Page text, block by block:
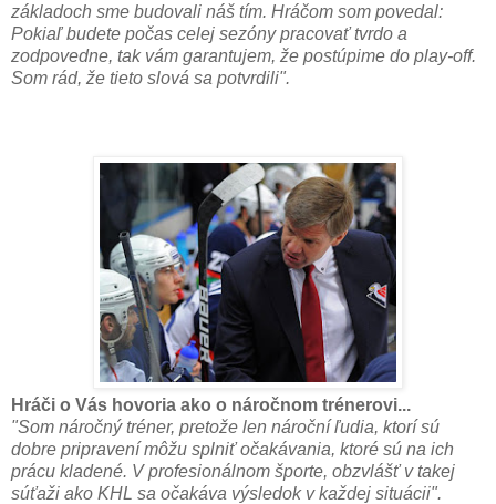
základoch sme budovali náš tím. Hráčom som povedal:
Pokiaľ budete počas celej sezóny pracovať tvrdo a
zodpovedne, tak vám garantujem, že postúpime do play-off.
Som rád, že tieto slová sa potvrdili".
Hráči o Vás hovoria ako o náročnom trénerovi...
"Som náročný tréner, pretože len nároční ľudia, ktorí sú
dobre pripravení môžu splniť očakávania, ktoré sú na ich
prácu kladené. V profesionálnom športe, obzvlášť v takej
súťaži ako KHL sa očakáva výsledok v každej situácii".